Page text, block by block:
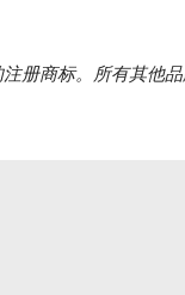
册商标。所有其他